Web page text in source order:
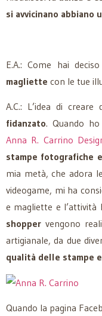
si avvicinano abbiano
E.A.: Come hai
magliette con le tue
A.C.: L’idea di
fidanzato. Quando
Anna R. Carrino
stampe fotografiche
mia metà, che adora
videogame, mi ha
e magliette e l’attività
shopper vengono
artigianale, da due
qualità delle stampe
Quando la pagina